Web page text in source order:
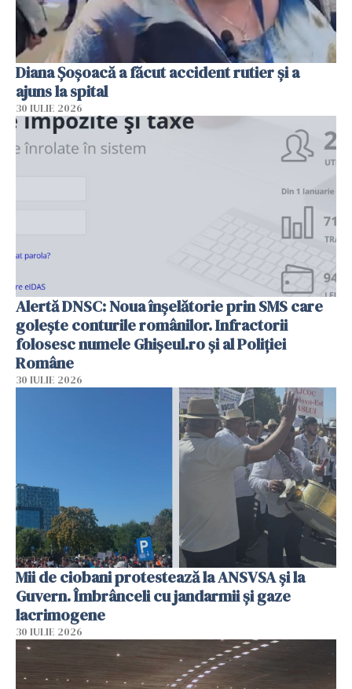
Diana Șoșoacă a făcut accident rutier și a
ajuns la spital
30 IULIE 2026
Alertă DNSC: Noua înșelătorie prin SMS care
golește conturile românilor. Infractorii
folosesc numele Ghișeul.ro și al Poliției
Române
30 IULIE 2026
Mii de ciobani protestează la ANSVSA și la
Guvern. Îmbrânceli cu jandarmii și gaze
lacrimogene
30 IULIE 2026